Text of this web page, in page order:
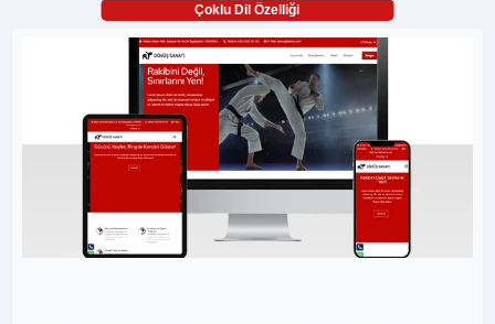
Çoklu Dil Özelliği